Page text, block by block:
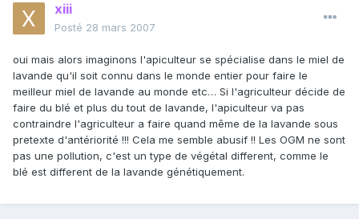
xiii
Posté 28 mars 2007
oui mais alors imaginons l'apiculteur se spécialise dans le miel de
lavande qu'il soit connu dans le monde entier pour faire le
meilleur miel de lavande au monde etc… Si l'agriculteur décide de
faire du blé et plus du tout de lavande, l'apiculteur va pas
contraindre l'agriculteur a faire quand même de la lavande sous
pretexte d'antériorité !!! Cela me semble abusif !! Les OGM ne sont
pas une pollution, c'est un type de végétal different, comme le
blé est different de la lavande génétiquement.